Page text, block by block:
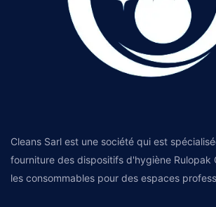
Cleans Sarl est une société qui est
fourniture des dispositifs d'hygiène Rulopak
les consommables pour des espaces